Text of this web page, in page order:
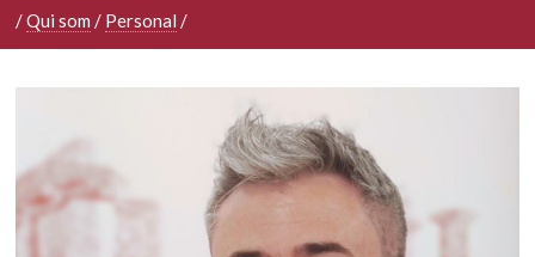
/Qui som / Personal /